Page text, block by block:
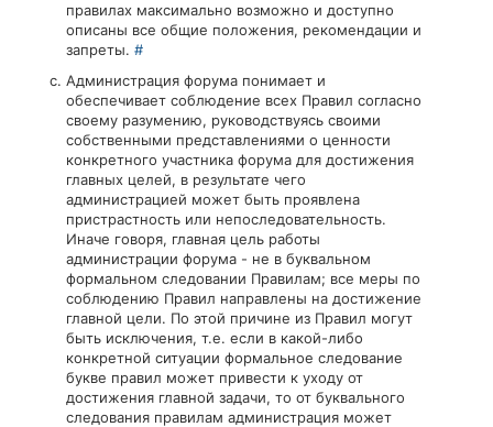
правилах максимально возможно и доступно
описаны все общие положения, рекомендации и
запреты. #
Администрация форума понимает и
обеспечивает соблюдение всех Правил согласно
своему разумению, руководствуясь своими
собственными представлениями о ценности
конкретного участника форума для достижения
главных целей, в результате чего
администрацией может быть проявлена
пристрастность или непоследовательность.
Иначе говоря, главная цель работы
администрации форума - не в буквальном
формальном следовании Правилам; все меры по
соблюдению Правил направлены на достижение
главной цели. По этой причине из Правил могут
быть исключения, т.е. если в какой-либо
конкретной ситуации формальное следование
букве правил может привести к уходу от
достижения главной задачи, то от буквального
следования правилам администрация может